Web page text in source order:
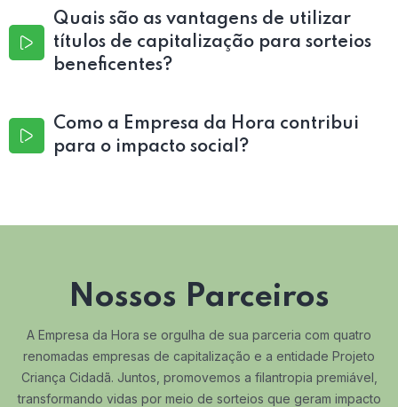
Quais são as vantagens de utilizar
títulos de capitalização para sorteios
beneficentes?
Como a Empresa da Hora contribui
para o impacto social?
Nossos Parceiros
A Empresa da Hora se orgulha de sua parceria com quatro
renomadas empresas de capitalização e a entidade Projeto
Criança Cidadã. Juntos, promovemos a filantropia premiável,
transformando vidas por meio de sorteios que geram impacto